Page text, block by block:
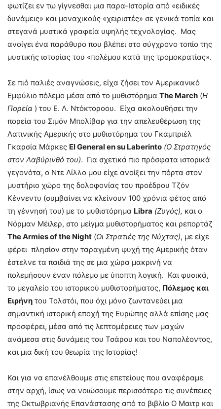
φωτίζει εν τω γίγνεσθαι μια παρα-Ιστορία από «ειδικές
δυνάμεις» και μοναχικούς «χειριστές» σε γενικά τοπία και
στεγανά μυστικά γραφεία υψηλής τεχνολογίας. Μας
ανοίγει ένα παράθυρο που βλέπει στο σύγχρονο τοπίο της
μυστικής ιστορίας του «πολέμου κατά της τρομοκρατίας».
Σε πιό παλιές αναγνώσεις, είχα ζήσει τον Αμερικανικό
Εμφύλιο πόλεμο μέσα από το μυθιστόρημα The March (Η
Πορεία ) του Ε. Λ. Ντόκτοροου. Είχα ακολουθήσει την
πορεία του Σιμόν Μπολίβαρ για την απελευθέρωση της
Λατινικής Αμερικής στο μυθιστόρημα του Γκαμπριέλ
Γκαρσία Μάρκες El General en su Laberinto (Ο Στρατηγός
στον Λαβύρινθό του). Για σχετικά πιο πρόσφατα ιστορικά
γεγονότα, ο Ντε Λίλλο μου είχε ανοίξει την πόρτα στον
μυστήριο χώρο της δολοφονίας του προέδρου Τζόν
Κέννεντυ (συμβαίνει να κλείνουν 100 χρόνια φέτος από
τη γέννησή του) με το μυθιστόρημα Libra (Ζυγός), και ο
Νόρμαν Μέιλερ, στο μείγμα μυθιστορήματος και ρεπορτάζ
The Armies of the Night (Οι Στρατιές της Νύχτας), με είχε
φέρει πλησίον στην ταραγμένη ψυχή της Αμερικής όταν
έστελνε τα παιδιά της σε μια χώρα μακρινή να
πολεμήσουν έναν πόλεμο με ύποπτη λογική. Και φυσικά,
το μεγαλείο του ιστορικού μυθιστορήματος, Πόλεμος και
Ειρήνη του Τολστόι, που όχι μόνο ζωντανεύει μια
σημαντική ιστορική εποχή της Ευρώπης αλλά επίσης μας
προσφέρει, μέσα από τις λεπτομέρειες των μαχών
ανάμεσα στις δυνάμεις του Τσάρου και του Ναπολέοντος,
και μια δική του θεωρία της Ιστορίας!
Και για να επανέλθουμε στις επετείους που αναφέραμε
στην αρχή, ίσως να νοιώσουμε περισσότερο τις συνέπειες
της Οκτωβριανής Επανάστασης από το βιβλίο Ο Μαιτρ και